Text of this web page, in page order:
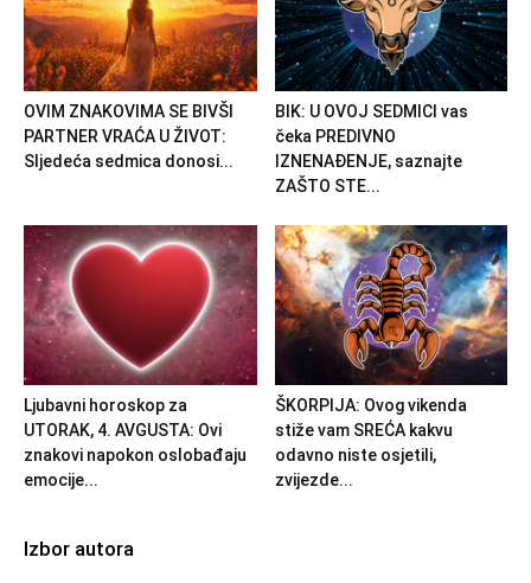
OVIM ZNAKOVIMA SE BIVŠI
PARTNER VRAĆA U ŽIVOT:
Sljedeća sedmica donosi...
BIK: U OVOJ SEDMICI vas
čeka PREDIVNO
IZNENAĐENJE, saznajte
ZAŠTO STE...
Ljubavni horoskop za
UTORAK, 4. AVGUSTA: Ovi
znakovi napokon oslobađaju
emocije...
ŠKORPIJA: Ovog vikenda
stiže vam SREĆA kakvu
odavno niste osjetili,
zvijezde...
Izbor autora